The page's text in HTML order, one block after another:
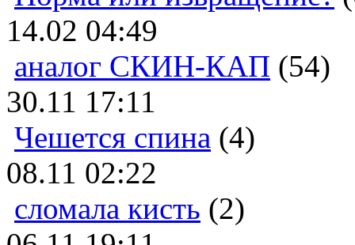
14.02 04:49
аналог СКИН-КАП (54)
30.11 17:11
Чешется спина (4)
08.11 02:22
сломала кисть (2)